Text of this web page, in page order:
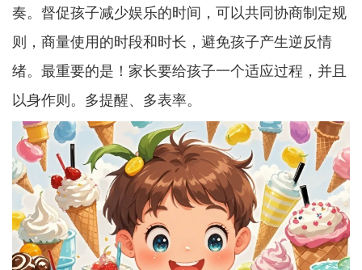
奏。督促孩子减少娱乐的时间，可以共同协商制定规
则，商量使用的时段和时长，避免孩子产生逆反情
绪。最重要的是！家长要给孩子一个适应过程，并且
以身作则。多提醒、多表率。